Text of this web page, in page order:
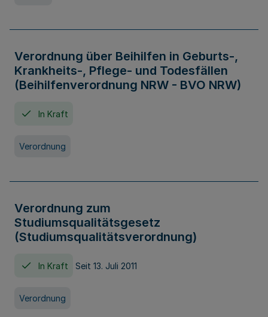
Verordnung über Beihilfen in Geburts-,
Krankheits-, Pflege- und Todesfällen
(Beihilfenverordnung NRW - BVO NRW)
In Kraft
Verordnung
Verordnung zum
Studiumsqualitätsgesetz
(Studiumsqualitätsverordnung)
In Kraft Seit 13. Juli 2011
Verordnung